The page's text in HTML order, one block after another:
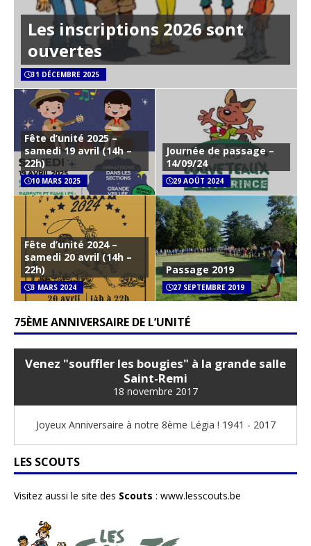
Les inscriptions 2026 sont
ouvertes
31 DÉCEMBRE 2025
Fête d’unité 2025 –
samedi 19 avril (14h –
22h)
10 MARS 2025
Journée de passage –
14/09/24
29 AOÛT 2024
Fête d’unité 2024 –
samedi 20 avril (14h –
22h)
3 MARS 2024
Passage 2019
27 SEPTEMBRE 2019
75ÈME ANNIVERSAIRE DE L’UNITÉ
Venez "souffler les bougies" à la grande salle
Saint-Remi
18 novembre 2017
Joyeux Anniversaire à notre 8ème Légia ! 1941 - 2017
LES SCOUTS
Visitez aussi le site des Scouts : www.lesscouts.be